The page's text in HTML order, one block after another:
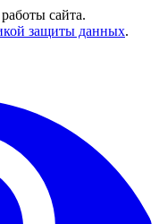
сайта.
защиты данных.